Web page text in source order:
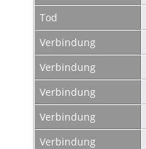
Tod
Verbindung
Verbindung
Verbindung
Verbindung
Verbindung